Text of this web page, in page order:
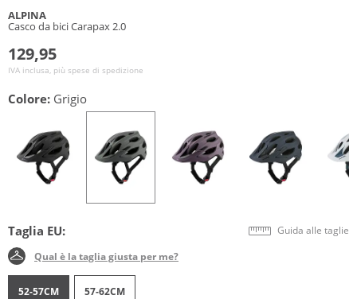
ALPINA
Casco da bici Carapax 2.0
129,95
IVA inclusa, più spese di spedizione
Colore: Grigio
Taglia EU: Guida alle taglie
Qual è la taglia giusta per me?
52-57CM 57-62CM